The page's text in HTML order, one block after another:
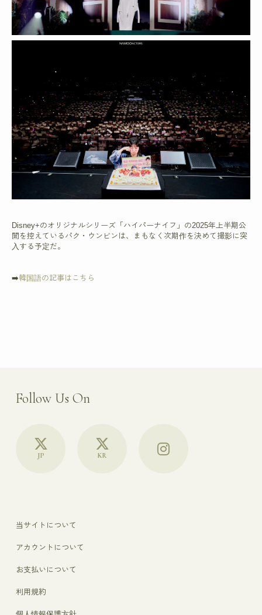
Disney+のオリジナルシリーズ「ハイパーナイフ」の2025年上半期公
開を控えているパク・ウンビンは、まもなく次期作を決めて撮影に突
入する予定だ。
➡️韓国語の記事はこちら
Follow Us On
JP KR
当サイトについて
アカウントについて
お支払いについて
利用規約